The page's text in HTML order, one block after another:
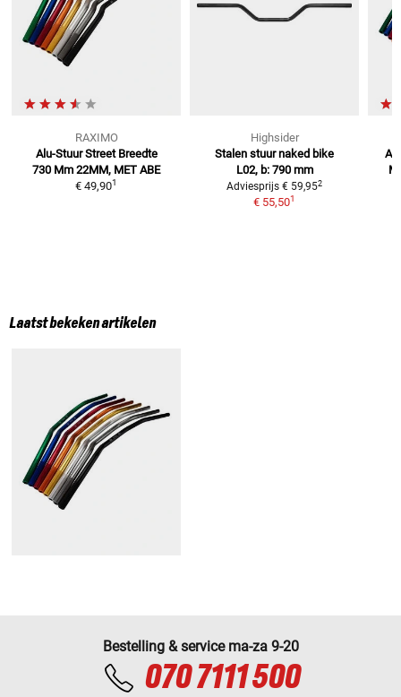
RAXIMO
Alu-Stuur Street Breedte
730 Mm 22MM, MET ABE
€ 49,901
Highsider
Stalen stuur naked bike
L02, b: 790 mm
Adviesprijs € 59,952
€ 55,501
Laatst bekeken artikelen
Bestelling & service ma-za 9-20
070 7111 500